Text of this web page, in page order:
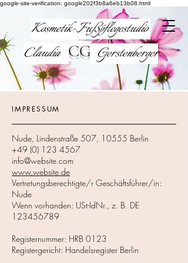
google-site-verification: google202f3b8a6eb13b08.html
Kosmetik-Fußpflegestudio
Claudia CG Gerstenberger
IMPRESSUM
Nude, Lindenstraße 507, 10555 Berlin
+49 (0) 123 4567
info@website.com
www.website.de
Vertretungsberechtigte/r Geschäftsführer/in:
Nude
Wenn vorhanden: USt-IdNr., z. B. DE
123456789
Registernummer: HRB 0123
Registergericht: Handelsregister Berlin